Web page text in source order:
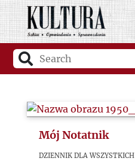
Mój Notatnik
Dziennik dla Wszystkich